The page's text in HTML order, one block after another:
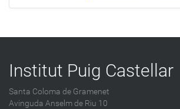
Institut Puig Castellar
Santa Coloma de Gramenet
Avinguda Anselm de Riu 10